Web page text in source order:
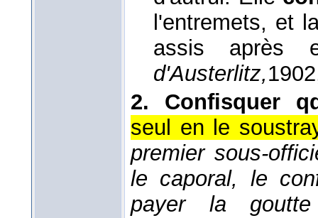
l'entremets, et
assis
d'Austerlitz,1902
2.
Confisquer
seul en le
premier sous-
le caporal, le
payer la goutte